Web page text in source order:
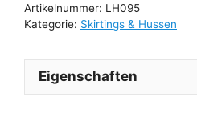
Artikelnummer: LH095
Kategorie: Skirtings & Hussen
Eigenschaften